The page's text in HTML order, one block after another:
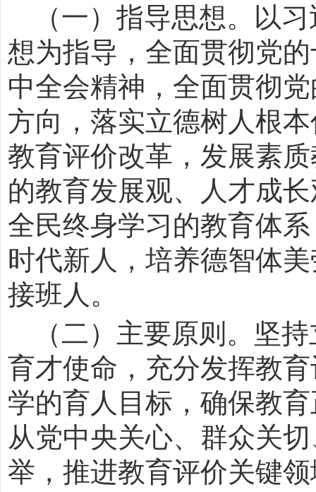
（一）指导思想。以
想为指导，全面贯彻党
中全会精神，全面贯彻
方向，落实立德树人根
教育评价改革，发展素
的教育发展观、人才成
全民终身学习的教育体
时代新人，培养德智体
接班人。
（二）主要原则。坚
育才使命，充分发挥教
学的育人目标，确保教
从党中央关心、群众关
举，推进教育评价关键